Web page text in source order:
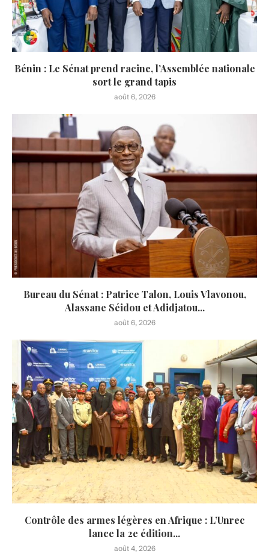
Bénin : Le Sénat prend racine, l’Assemblée nationale
sort le grand tapis
août 6, 2026
Bureau du Sénat : Patrice Talon, Louis Vlavonou,
Alassane Séidou et Adidjatou...
août 6, 2026
Contrôle des armes légères en Afrique : L’Unrec
lance la 2e édition...
août 4, 2026